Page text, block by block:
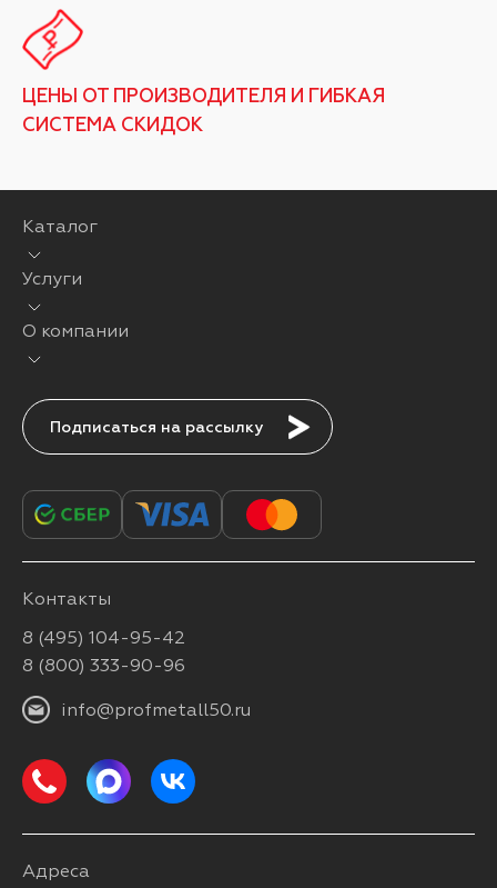
ЦЕНЫ ОТ ПРОИЗВОДИТЕЛЯ И ГИБКАЯ
СИСТЕМА СКИДОК
Каталог
Услуги
О компании
Подписаться
Контакты
8 (495) 104-95-42
8 (800) 333-90-96
info@profmetall50.ru
Адреса